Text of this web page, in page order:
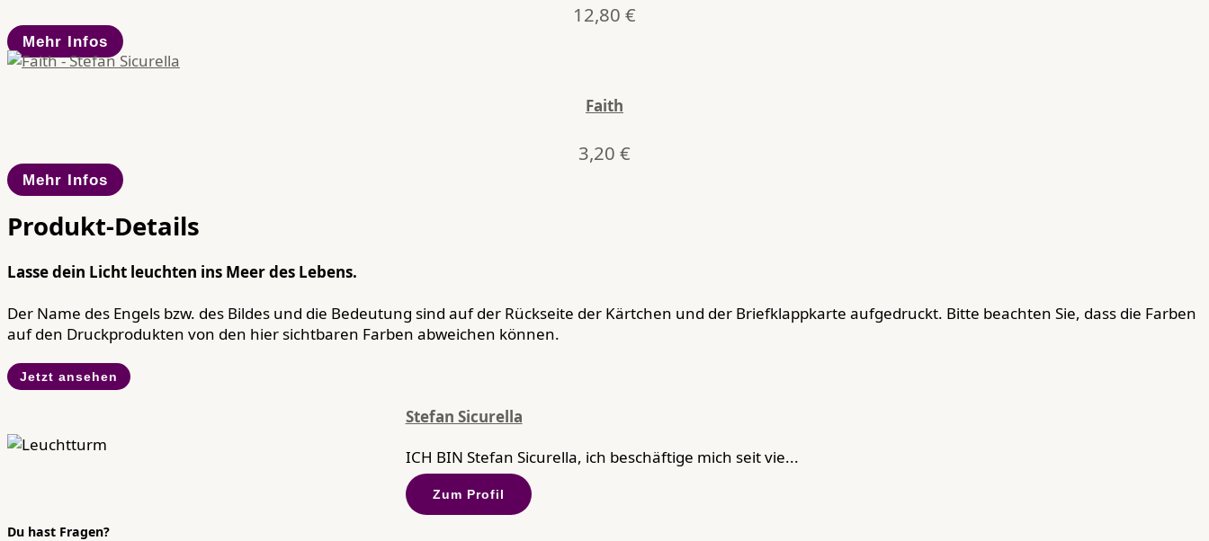
12,80 €
Mehr Infos
Faith
3,20 €
Mehr Infos
Produkt-Details
Lasse dein Licht leuchten ins Meer des Lebens.
Der Name des Engels bzw. des Bildes und die Bedeutung sind auf der Rückseite der Kärtchen und der Briefklappkarte aufgedruckt. Bitte beachten Sie, dass die Farben
auf den Druckprodukten von den hier sichtbaren Farben abweichen können.
Jetzt ansehen
Stefan Sicurella
ICH BIN Stefan Sicurella, ich beschäftige mich seit vie...
Zum Profil
Du hast Fragen?